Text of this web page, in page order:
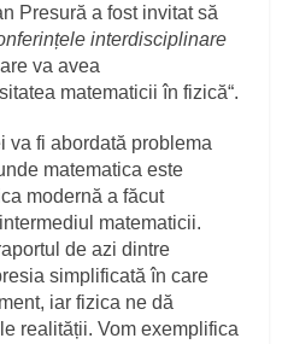
Presură a fost invitat să
interdisciplinare
va avea
matematicii în fizică“.
va fi abordată problema
matematica este
modernă a făcut
matematicii.
de azi dintre
simplificată în care
iar fizica ne dă
realității. Vom exemplifica